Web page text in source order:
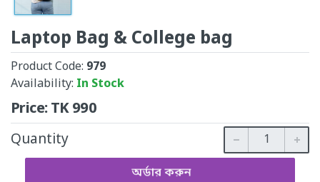
Laptop Bag & College bag
Product Code: 979
Availability: In Stock
Price:TK990
Quantity
অর্ডার করুন